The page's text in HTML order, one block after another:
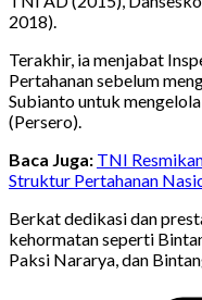
2018).
Terakhir, ia menjabat
Pertahanan sebelum
Subianto untuk
(Persero).
Baca Juga: TNI
Struktur Pertahanan
Berkat dedikasi dan
kehormatan seperti
Paksi Nararya, dan